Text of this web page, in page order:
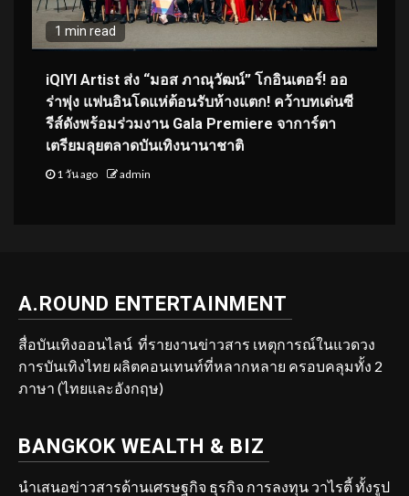
1 min read
iQIYI Artist ส่ง “มอส ภาณุวัฒน์” โกอินเตอร์! ออ
ร่าพุ่ง แฟนอินโดแห่ต้อนรับห้างแตก! คว้าบทเด่นซี
รีส์ดังพร้อมร่วมงาน Gala Premiere จาการ์ตา
เตรียมลุยตลาดบันเทิงนานาชาติ
1 วัน ago admin
A.ROUND ENTERTAINMENT
สื่อบันเทิงออนไลน์ ที่รายงานข่าวสาร เหตุการณ์ในแวดวง
การบันเทิงไทย ผลิตคอนเทนท์ที่หลากหลาย ครอบคลุมทั้ง 2
ภาษา (ไทยและอังกฤษ)
BANGKOK WEALTH & BIZ
นำเสนอข่าวสารด้านเศรษฐกิจ ธุรกิจ การลงทุน วาไรตี้ ทั้งรูป